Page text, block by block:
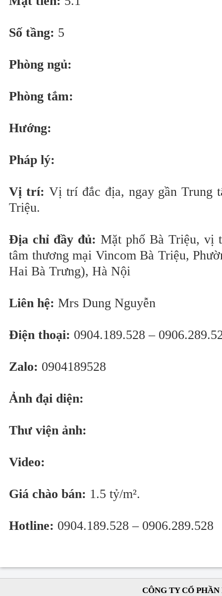
Số tầng: 5
Phòng ngủ:
Phòng tắm:
Hướng:
Pháp lý:
Vị trí: Vị trí đắc địa, ngay gần Trung
Triệu.
Địa chỉ đầy đủ: Mặt phố Bà Triệu, vị
tâm thương mại Vincom Bà Triệu,
Hai Bà Trưng), Hà Nội
Liên hệ: Mrs Dung Nguyễn
Điện thoại: 0904.189.528 –
Zalo: 0904189528
Ảnh đại diện:
Thư viện ảnh:
Video:
Giá chào bán: 1.5 tỷ/m².
Hotline: 0904.189.528 – 0906.289.528
CÔNG TY CỔ